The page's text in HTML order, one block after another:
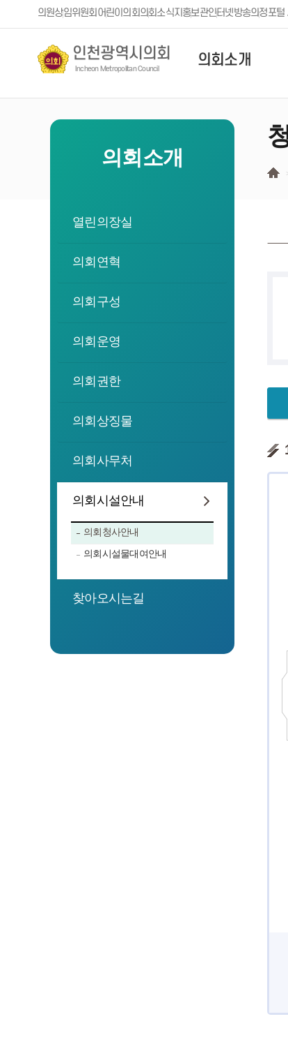
본문 바로가기
의원상임위원회어린이의회의회소식지 홍보관인터넷방송의정포털
인천광역시의회
Incheon Metropolitan Council
의회소개
의회소개
열린의장실
의회연혁
의회구성
의회운영
의회권한
의회상징물
의회사무처
의회시설안내
의회청사안내
의회시설물대여안내
찾아오시는길